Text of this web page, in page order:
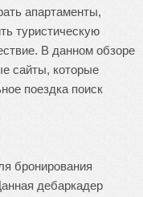
апартаменты,
туристическую
В данном обзоре
сайты, которые
поездка поиск
бронирования
дебаркадер